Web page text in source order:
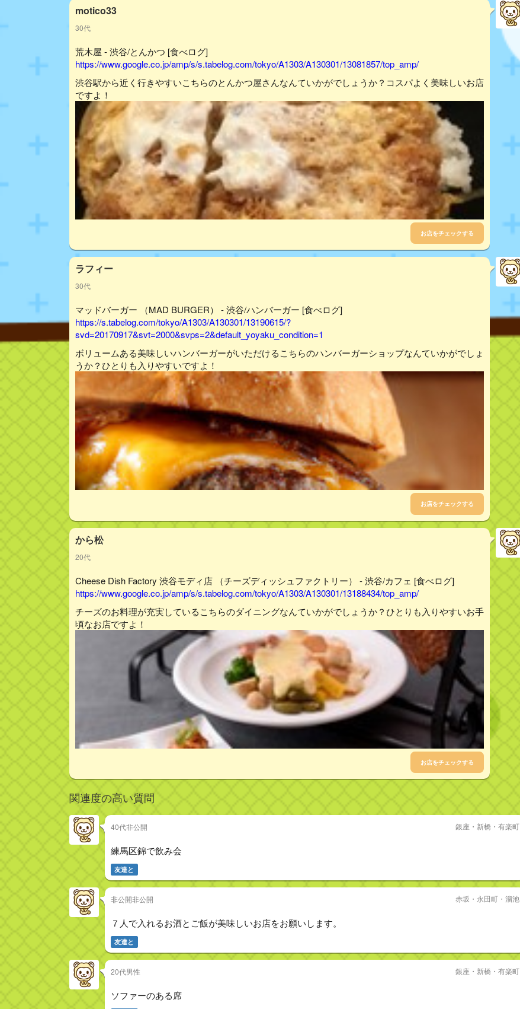
motico33
30代
荒木屋 - 渋谷/とんかつ [食べログ]
https://www.google.co.jp/amp/s/s.tabelog.com/tokyo/A1303/A130301/13081857/top_amp/
渋谷駅から近く行きやすいこちらのとんかつ屋さんなんていかがでしょうか？コスパよく美味しいお店
ですよ！
お店をチェックする
ラフィー
30代
マッドバーガー （MAD BURGER） - 渋谷/ハンバーガー [食べログ]
https://s.tabelog.com/tokyo/A1303/A130301/13190615/?
svd=20170917&svt=2000&svps=2&default_yoyaku_condition=1
ボリュームある美味しいハンバーガーがいただけるこちらのハンバーガーショップなんていかがでしょ
うか？ひとりも入りやすいですよ！
お店をチェックする
から松
20代
Cheese Dish Factory 渋谷モディ店 （チーズディッシュファクトリー） - 渋谷/カフェ [食べログ]
https://www.google.co.jp/amp/s/s.tabelog.com/tokyo/A1303/A130301/13188434/top_amp/
チーズのお料理が充実しているこちらのダイニングなんていかがでしょうか？ひとりも入りやすいお手
頃なお店ですよ！
お店をチェックする
関連度の高い質問
40代非公開 銀座・新橋・有楽町
練馬区錦で飲み会
友達と
非公開非公開 赤坂・永田町・溜池
７人で入れるお酒とご飯が美味しいお店をお願いします。
友達と
20代男性 銀座・新橋・有楽町
ソファーのある席